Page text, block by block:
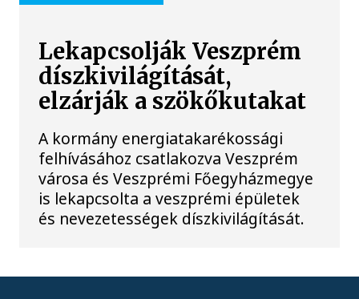
Lekapcsolják Veszprém
díszkivilágítását,
elzárják a szökőkutakat
A kormány energiatakarékossági
felhívásához csatlakozva Veszprém
városa és Veszprémi Főegyházmegye
is lekapcsolta a veszprémi épületek
és nevezetességek díszkivilágítását.